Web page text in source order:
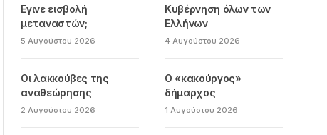
Εγινε εισβολή
μεταναστών;
5 Αυγούστου 2026
Κυβέρνηση όλων των
Ελλήνων
4 Αυγούστου 2026
Οι λακκούβες της
αναθεώρησης
2 Αυγούστου 2026
Ο «κακούργος»
δήμαρχος
1 Αυγούστου 2026